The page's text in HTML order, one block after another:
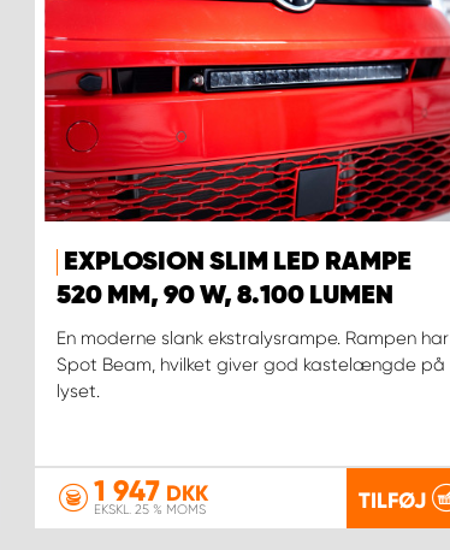
EXPLOSION SLIM LED RAMPE
520 MM, 90 W, 8.100 LUMEN
En moderne slank ekstralysrampe. Rampen har
Spot Beam, hvilket giver god kastelængde på
lyset.
1 947DKK
EKSKL. 25 % MOMS TILFØJ